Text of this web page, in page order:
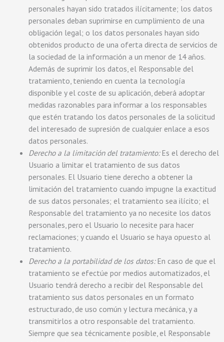
personales hayan sido tratados ilícitamente; los datos
personales deban suprimirse en cumplimiento de una
obligación legal; o los datos personales hayan sido
obtenidos producto de una oferta directa de servicios de
la sociedad de la información a un menor de 14 años.
Además de suprimir los datos, el Responsable del
tratamiento, teniendo en cuenta la tecnología
disponible y el coste de su aplicación, deberá adoptar
medidas razonables para informar a los responsables
que estén tratando los datos personales de la solicitud
del interesado de supresión de cualquier enlace a esos
datos personales.
Derecho a la limitación del tratamiento:Es el derecho del
Usuario a limitar el tratamiento de sus datos
personales. El Usuario tiene derecho a obtener la
limitación del tratamiento cuando impugne la exactitud
de sus datos personales; el tratamiento sea ilícito; el
Responsable del tratamiento ya no necesite los datos
personales, pero el Usuario lo necesite para hacer
reclamaciones; y cuando el Usuario se haya opuesto al
tratamiento.
Derecho a la portabilidad de los datos:En caso de que el
tratamiento se efectúe por medios automatizados, el
Usuario tendrá derecho a recibir del Responsable del
tratamiento sus datos personales en un formato
estructurado, de uso común y lectura mecánica, y a
transmitirlos a otro responsable del tratamiento.
Siempre que sea técnicamente posible, el Responsable